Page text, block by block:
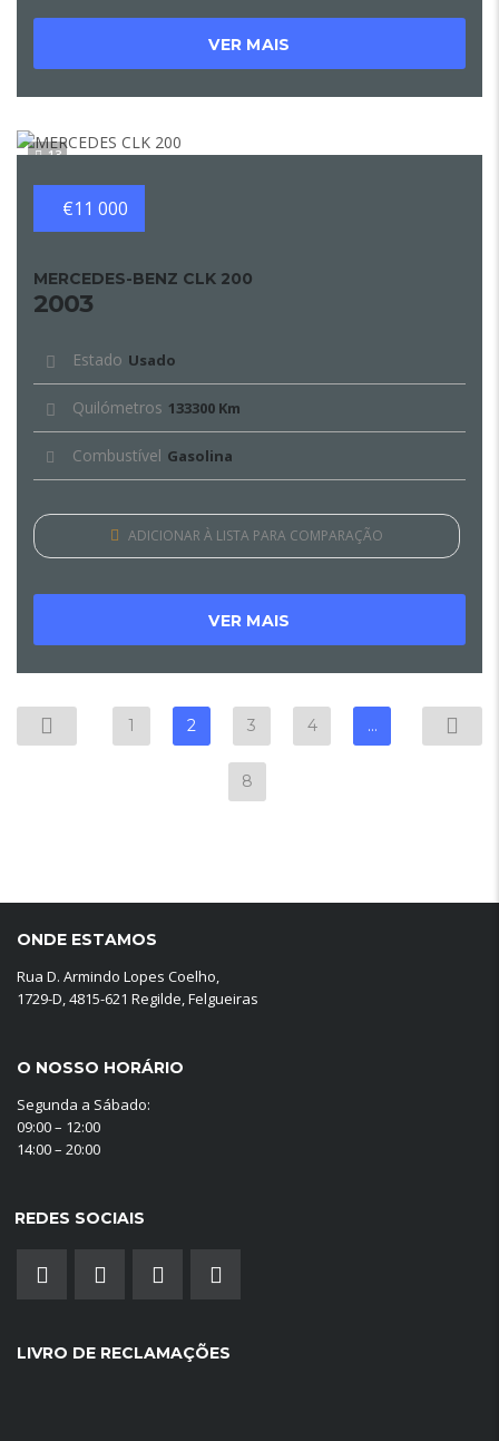
VER MAIS
13
€11 000
MERCEDES-BENZ CLK 200
2003
Estado Usado
Quilómetros 133300 Km
Combustível Gasolina
ADICIONAR À LISTA PARA COMPARAÇÃO
VER MAIS
1 2 3 4 …
8
ONDE ESTAMOS
Rua D. Armindo Lopes Coelho,
1729-D, 4815-621 Regilde, Felgueiras
O NOSSO HORÁRIO
Segunda a Sábado:
09:00 – 12:00
14:00 – 20:00
REDES SOCIAIS
LIVRO DE RECLAMAÇÕES